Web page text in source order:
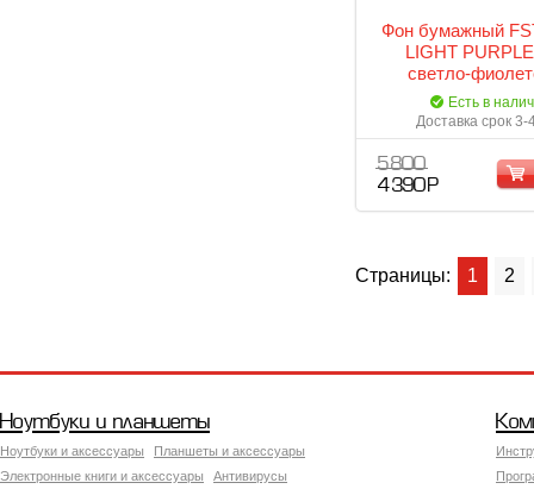
Фон бумажный
LIGHT
светло-
Есть в
Доставка срок 3-
5 800
4 390 Р
Страницы: 1 2
Ноутбуки и планшеты
Ноутбуки и аксессуары
Планшеты и аксессуары
Электронные книги и аксессуары
Антивирусы